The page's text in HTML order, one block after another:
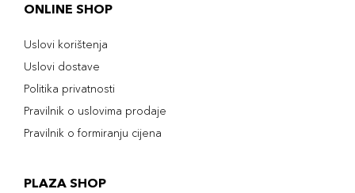
ONLINE SHOP
Uslovi korištenja
Uslovi dostave
Politika privatnosti
Pravilnik o uslovima prodaje
Pravilnik o formiranju cijena
PLAZA SHOP